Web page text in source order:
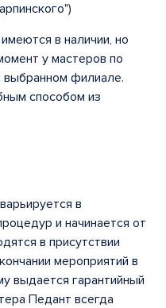
в наличии, но
у мастеров по
выбранном филиале.
способом из
в
и начинается от
в присутствии
мероприятий в
выдается гарантийный
Педант всегда